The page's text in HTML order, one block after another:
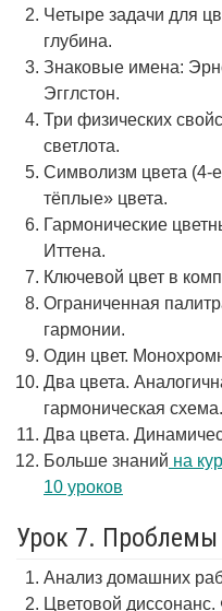
Четыре задачи для
глубина.
Знаковые имена:
Эгглстон.
Три физических
светлота.
Символизм цвета (4-
тёплые» цвета.
Гармонические
Иттена.
Ключевой цвет в
Ограниченная
гармонии.
Один цвет.
Два цвета.
гармоническая схема.
Два цвета.
Больше знаний на
10 уроков
Урок 7.
Анализ домашних
Цветовой